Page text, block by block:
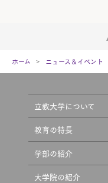
ホーム ニュース＆イベント
立教大学について
教育の特長
学部の紹介
大学院の紹介